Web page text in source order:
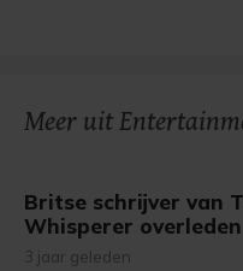
Meer uit
Britse schrijver van
Whisperer overleden
3 jaar geleden